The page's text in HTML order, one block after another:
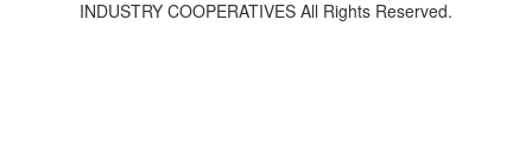
INDUSTRY COOPERATIVES All Rights Reserved.